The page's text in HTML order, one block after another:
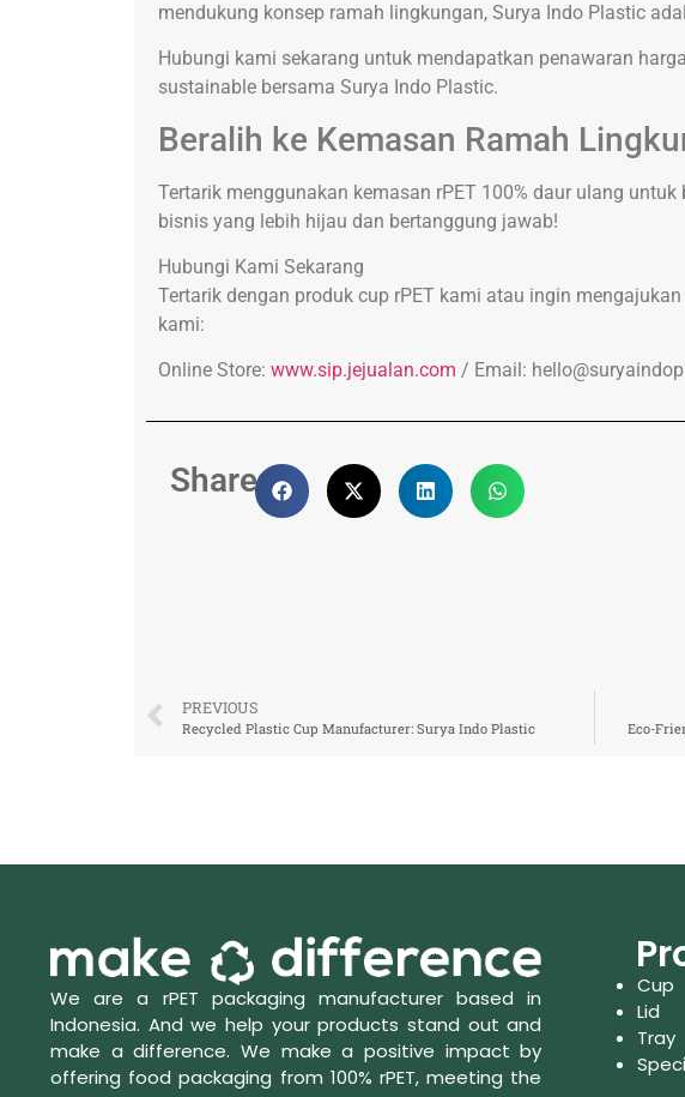
mendukung konsep ramah lingkungan, Surya Indo Plastic
Hubungi kami sekarang untuk mendapatkan penawaran
sustainable bersama Surya Indo Plastic.
Beralih ke Kemasan Ramah
Tertarik menggunakan kemasan rPET 100% daur ulang
bisnis yang lebih hijau dan bertanggung jawab!
Hubungi Kami Sekarang
Tertarik dengan produk cup rPET kami atau ingin
kami:
Online Store: www.sip.jejualan.com / Email:
Share:
PREVIOUS
Recycled Plastic Cup Manufacturer: Surya Indo Plastic Eco-
We are a rPET packaging manufacturer based in
Indonesia. And we help your products stand out and
make a difference. We make a positive impact by
offering food packaging from 100% rPET, meeting the
Cup
Lid
Tray